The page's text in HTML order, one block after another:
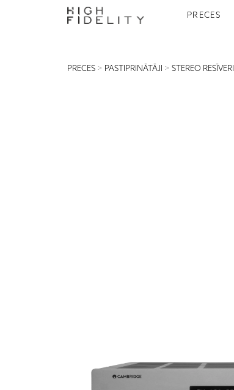
PRECES
PRECES > PASTIPRINĀTĀJI > STEREO RESĪVERI